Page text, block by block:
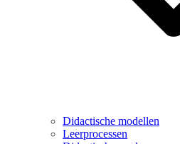
Didactische modellen
Leerprocessen